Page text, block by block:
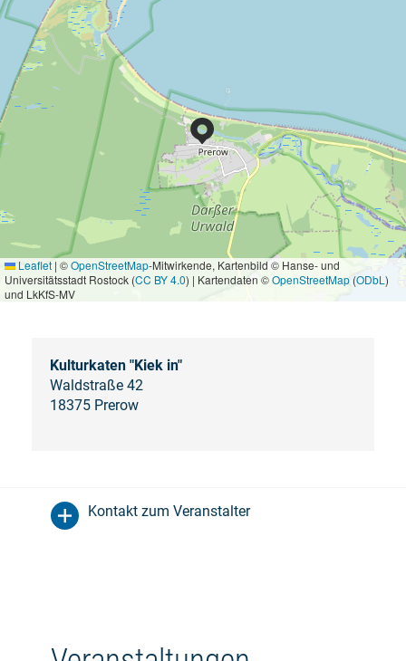
Leaflet | ©OpenStreetMap-Mitwirkende, Kartenbild © Hanse- und
Universitätsstadt Rostock (CC BY 4.0) | Kartendaten ©OpenStreetMap (ODbL )
und LkKfS-MV
Kulturkaten "Kiek in"
Waldstraße 42
18375 Prerow
Kontakt zum Veranstalter